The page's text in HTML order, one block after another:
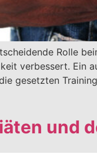
Rolle
verbessert. Ein
gesetzten
und